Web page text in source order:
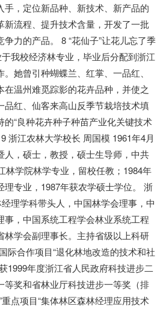
手，定位新品种、新技术、新产品的
新流程、提升技术含量，开发了一批
力的产品。 8 “花仙子”让花儿忘了季
我校经济林专业，毕业后分配到浙江
她曾引种蝴蝶兰、红掌、一品红、
在温州难觅踪影的花卉品种，并使之
品红、仙客来高山反季节栽培技术填
“良种花卉种子种苗产业化关键技术
浙江农林大学校长 周国模 1961年4月
人，硕士，教授，硕士生导师，中共
林学院林学专业，留校任教；1984年
理专业，1987年获农学硕士学位。 浙
理学科带头人，中国林学会理事，中
事，中国系统工程学会林业系统工程
林学会副理事长。主持省级以上科研
际合作项目“退化林地改造的技术和社
1999年度浙江省人民政府科技进步二
等奖和省林业厅科技进步一等奖（排
点项目“集体林区森林经理应用技术